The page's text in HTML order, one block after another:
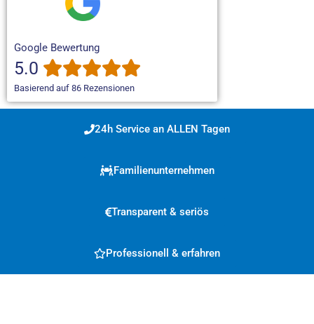
Google Bewertung
5.0
Basierend auf 86 Rezensionen
24h Service an ALLEN Tagen
Familienunternehmen
Transparent & seriös
Professionell & erfahren